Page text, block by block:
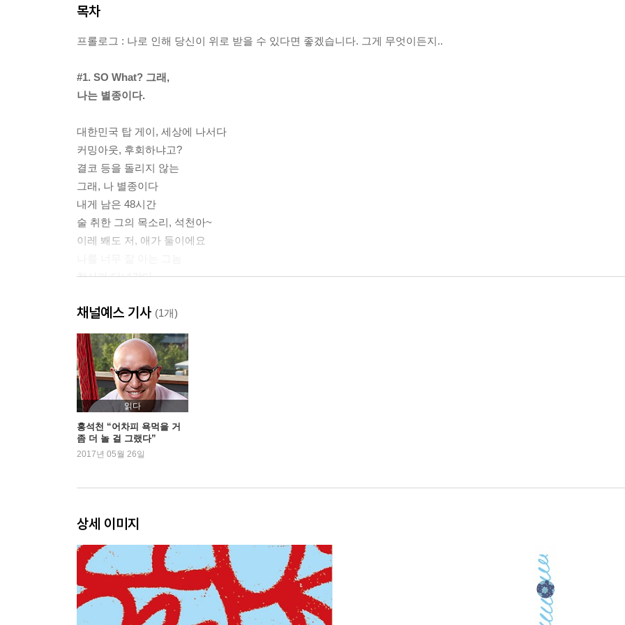
목차
프롤로그 : 나로 인해 당신이 위로 받을 수 있다면 좋겠습니다. 그게 무엇이든지..
#1. SO What? 그래,
나는 별종이다.
대한민국 탑 게이, 세상에 나서다
커밍아웃, 후회하냐고?
결코 등을 돌리지 않는
그래, 나 별종이다
내게 남은 48시간
술 취한 그의 목소리, 석천아~
이레 봬도 저, 애가 둘이에요
천사가 다녀갔다
#2. 혼자 보다
여럿이라서 좋은
그들
나랑 놀자~ 왁스야~
벌써 마흔하고도 7살
사랑이란
걱정인형, 홍석천
쉰 살쯤 되면 끊어야겠죠?
소리치던 그 때로
그 얼굴로 어떻게 밥 벌어 먹고 살래?
말이 씨가 된다면
최선을 다해서 3등
장사수완
채널예스 기사 (1개)
읽다
홍석천 “어차피 욕먹을 거
좀 더 놀 걸 그랬다”
2017년 05월 26일
상세 이미지